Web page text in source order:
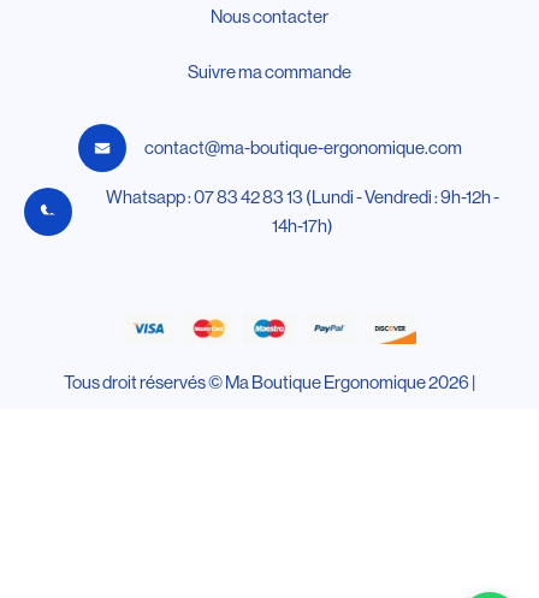
Nous contacter
Suivre ma commande
contact@ma-boutique-ergonomique.com
Whatsapp : 07 83 42 83 13 (Lundi - Vendredi : 9h-12h -
14h-17h)
Tous droit réservés © Ma Boutique Ergonomique 2026 |